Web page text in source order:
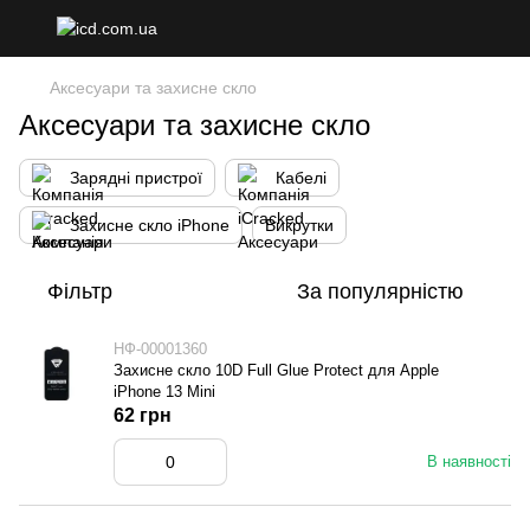
Аксесуари та захисне скло
Аксесуари та захисне скло
Зарядні пристрої Кабелі
Захисне скло iPhone Викрутки
Фільтр За популярністю
НФ-00001360
Захисне скло 10D Full Glue Protect для Apple
iPhone 13 Mini
В наявності
62 грн